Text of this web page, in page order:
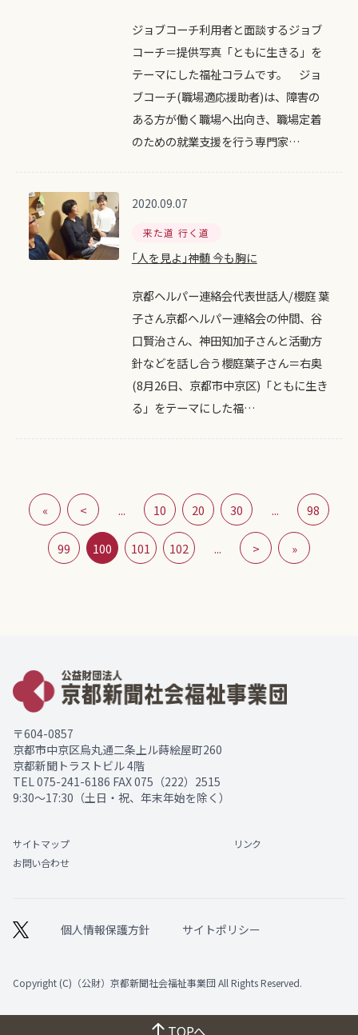
ジョブコーチ利用者と面談するジョブ
コーチ＝提供写真「ともに生きる」を
テーマにした福祉コラムです。 ジョ
ブコーチ(職場適応援助者)は、障害の
ある方が働く職場へ出向き、職場定着
のための就業支援を行う専門家…
2020.09.07
来た道 行く道
｢人を見よ｣神髄 今も胸に
京都ヘルパー連絡会代表世話人/櫻庭 葉
子さん京都ヘルパー連絡会の仲間、谷
口賢治さん、神田知加子さんと活動方
針などを話し合う櫻庭葉子さん＝右奥
(8月26日、京都市中京区)「ともに生き
る」をテーマにした福…
« < ... 10 20 30 ... 98
99 100 101 102 ... > »
〒604-0857
京都市中京区烏丸通二条上ル蒔絵屋町260
京都新聞トラストビル 4階
TEL 075-241-6186 FAX 075（222）2515
9:30～17:30（土日・祝、年末年始を除く）
サイトマップ
リンク
お問い合わせ
個人情報保護方針 サイトポリシー
Copyright (C)（公財）京都新聞社会福祉事業団 All Rights Reserved.
TOPへ